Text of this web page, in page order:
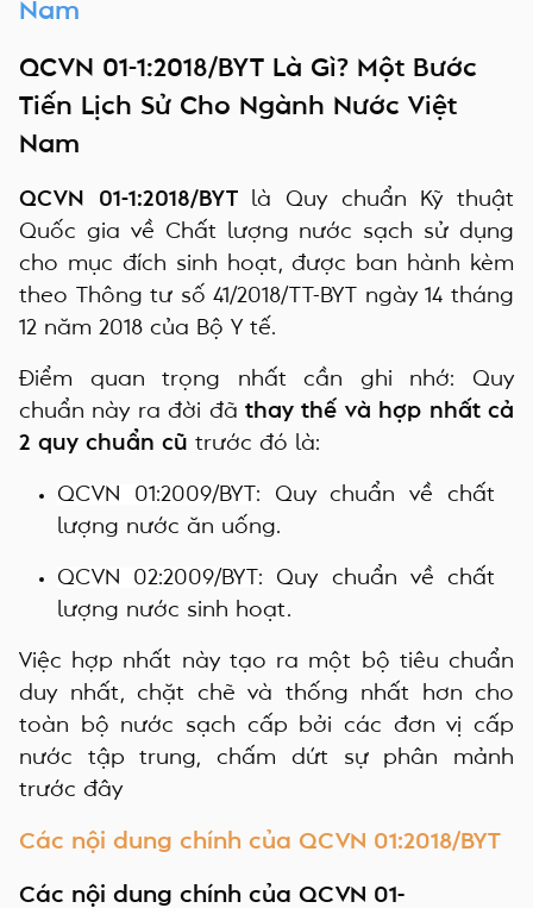
Nam
QCVN 01-1:2018/BYT Là Gì? Một Bước
Tiến Lịch Sử Cho Ngành Nước Việt
Nam
QCVN 01-1:2018/BYTlà Quy chuẩn Kỹ thuật
Quốc gia về Chất lượng nước sạch sử dụng
cho mục đích sinh hoạt, được ban hành kèm
theo Thông tư số 41/2018/TT-BYT ngày 14 tháng
12 năm 2018 của Bộ Y tế.
Điểm quan trọng nhất cần ghi nhớ: Quy
chuẩn này ra đời đã thay thế và hợp nhất cả
2 quy chuẩn cũ trước đó là:
QCVN 01:2009/BYT : Quy chuẩn về chất
lượng nước ăn uống.
QCVN 02:2009/BYT : Quy chuẩn về chất
lượng nước sinh hoạt.
Việc hợp nhất này tạo ra một bộ tiêu chuẩn
duy nhất, chặt chẽ và thống nhất hơn cho
toàn bộ nước sạch cấp bởi các đơn vị cấp
nước tập trung, chấm dứt sự phân mảnh
trước đây
Các nội dung chính của QCVN 01:2018/BYT
Các nội dung chính của QCVN 01-